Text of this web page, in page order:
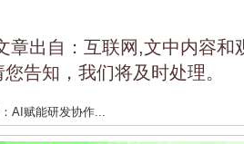
章出自：互联网,文中内容和
告知，我们将及时处理。
AI赋能研发协作...
宝推出AI智能伴...